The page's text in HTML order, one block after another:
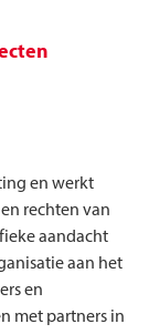
en werkt
rechten van
aandacht
aan het
en
met partners in